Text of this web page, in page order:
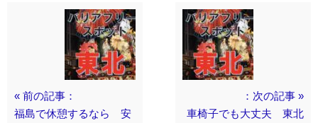
« 前の記事：
福島で休憩するなら 安
：次の記事 »
車椅子でも大丈夫 東北